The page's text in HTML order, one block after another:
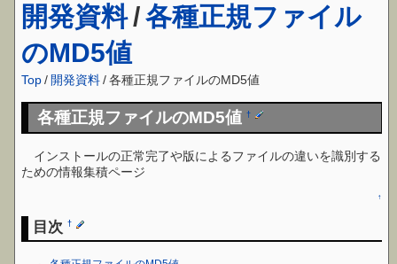
開発資料 /各種正規ファイル
のMD5値
Top /開発資料/各種正規ファイルのMD5値
各種正規ファイルのMD5値†
インストールの正常完了や版によるファイルの違いを識別する
ための情報集積ページ
↑
目次†